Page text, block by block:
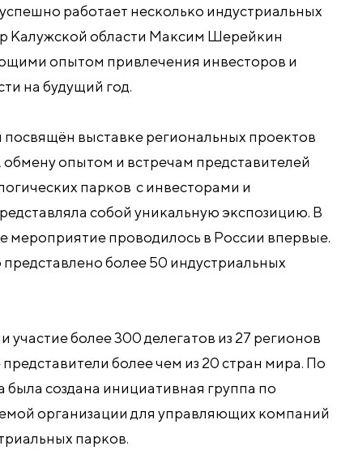
работает несколько индустриальных
Калужской области Максим Шерейкин
опытом привлечения инвесторов и
на будущий год.
выставке региональных проектов
опытом и встречам представителей
парков с инвесторами и
собой уникальную экспозицию. В
мероприятие проводилось в России впервые.
более 50 индустриальных
более 300 делегатов из 27 регионов
более чем из 20 стран мира. По
была создана инициативная группа по
организации для управляющих компаний
парков.